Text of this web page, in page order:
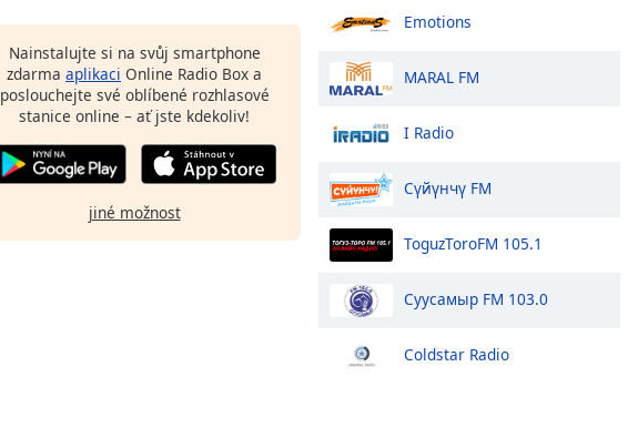
Nainstalujte si na svůj smartphone
zdarma aplikaci Online Radio Box a
poslouchejte své oblíbené rozhlasové
stanice online – ať jste kdekoliv!
jiné možnost
Emotions
MARAL FM
I Radio
Сүйүнчү FM
ToguzToroFM 105.1
Суусамыр FM 103.0
Coldstar Radio